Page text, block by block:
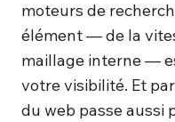
moteurs de
élément — de la
maillage interne —
votre visibilité. Et
du web passe aussi